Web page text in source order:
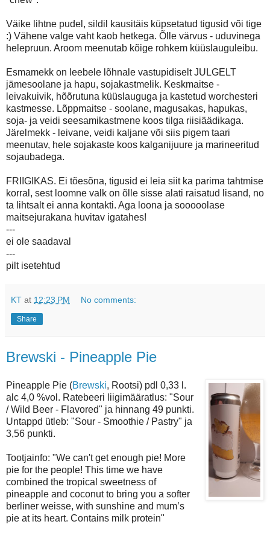
Väike lihtne pudel, sildil kausitäis küpsetatud tigusid või tige
:) Vähene valge vaht kaob hetkega. Õlle värvus - uduvinega
helepruun. Aroom meenutab kõige rohkem küüslauguleibu.
Esmamekk on leebele lõhnale vastupidiselt JULGELT
jämesoolane ja hapu, sojakastmelik. Keskmaitse -
leivakuivik, hõõrutuna küüslauguga ja kastetud worchesteri
kastmesse. Lõppmaitse - soolane, magusakas, hapukas,
soja- ja veidi seesamikastmene koos tilga riisiäädikaga.
Järelmekk - leivane, veidi kaljane või siis pigem taari
meenutav, hele sojakaste koos kalganijuure ja marineeritud
sojaubadega.
FRIIGIKAS. Ei tõesõna, tigusid ei leia siit ka parima tahtmise
korral, sest loomne valk on õlle sisse alati raisatud lisand, no
ta lihtsalt ei anna kontakti. Aga loona ja sooooolase
maitsejurakana huvitav igatahes!
---
ei ole saadaval
---
pilt isetehtud
KT at 12:23 PM No comments:
Share
Brewski - Pineapple Pie
Pineapple Pie (Brewski, Rootsi) pdl 0,33 l.
alc 4,0 %vol. Ratebeeri liigimääratlus: "Sour
/ Wild Beer - Flavored" ja hinnang 49 punkti.
Untappd ütleb: "Sour - Smoothie / Pastry" ja
3,56 punkti.
Tootjainfo: "We can't get enough pie! More
pie for the people! This time we have
combined the tropical sweetness of
pineapple and coconut to bring you a softer
berliner weisse, with sunshine and mum’s
pie at its heart. Contains milk protein"